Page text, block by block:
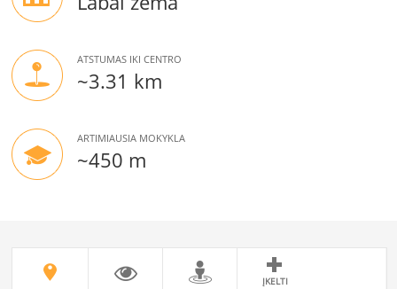
ATSTUMAS IKI CENTRO
~3.31 km
ARTIMIAUSIA MOKYKLA
~450 m
ĮKELTI